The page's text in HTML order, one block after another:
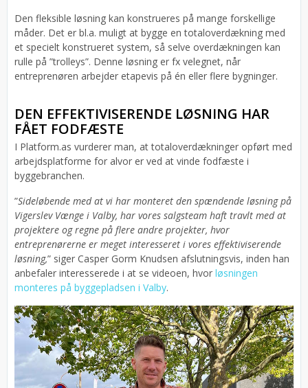
Den fleksible løsning kan konstrueres på mange forskellige
måder. Det er bl.a. muligt at bygge en totaloverdækning med
et specielt konstrueret system, så selve overdækningen kan
rulle på ”trolleys”. Denne løsning er fx velegnet, når
entreprenøren arbejder etapevis på én eller flere bygninger.
DEN EFFEKTIVISERENDE LØSNING HAR
FÅET FODFÆSTE
I Platform.as vurderer man, at totaloverdækninger opført med
arbejdsplatforme for alvor er ved at vinde fodfæste i
byggebranchen.
”Sideløbende med at vi har monteret den spændende løsning på
Vigerslev Vænge i Valby, har vores salgsteam haft travlt med at
projektere og regne på flere andre projekter, hvor
entreprenørerne er meget interesseret i vores effektiviserende
løsning,” siger Casper Gorm Knudsen afslutningsvis, inden han
anbefaler interesserede i at se videoen, hvor løsningen
monteres på byggepladsen i Valby.